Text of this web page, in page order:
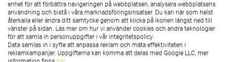
enhet för att förbättra navigeringen på webbplatsen, analysera webbplatsens
användning och bistå i våra marknadsföringsinsatser. Du kan när som helst
återkalla eller ändra ditt samtycke genom att klicka på ikonen längst ned till
vänster på sidan. Läs mer om hur vi använder cookies och andra teknologier
för att samla in personuppgifter i vår integritetspolicy.
Data samlas in i syfte att anpassa reklam och mäta effektiviteten i
reklamkampanjer. Uppgifterna kan komma att delas med Google LLC, mer